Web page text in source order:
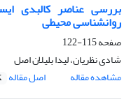
بررسی عناصر کالبدی
روانشناسی محیطی
صفحه115-122
شادی نظریان، لیدا بلیلان اصل
مشاهده مقاله
اصل مقاله